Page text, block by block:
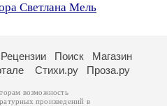
Светлана Мель
Рецензии Поиск
Магазин
Стихи.ру Проза.ру
возможность
произведений в